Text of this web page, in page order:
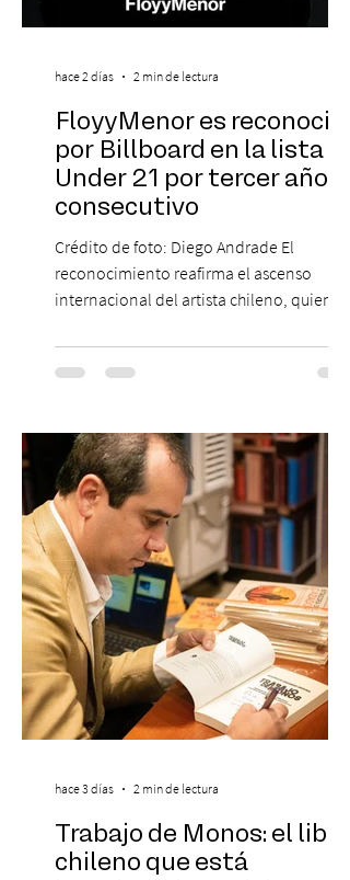
FloyyMenor es reconocido
por Billboard en la lista 21
Under 21 por tercer año
consecutivo
Crédito de foto: Diego Andrade El
reconocimiento reafirma el ascenso
internacional del artista chileno, quien
en la escena global. MIAMI, FL (3 de agosto
de 2026) — FloyyMenor ha sido
Under 21 por tercer año consecutivo,
formando parte una vez más de la
selección anual de la publicación que
destaca a los artistas menores de 21 años
más influyentes de la industria musical.
Este reconocimiento reaf
hace 2 días 2 min de lectura
Trabajo de Monos: el libro
chileno que está
hace 3 días 2 min de lectura